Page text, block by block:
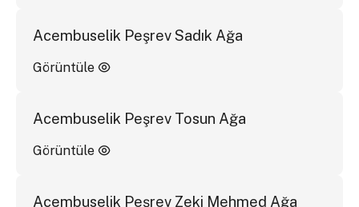
Acembuselik Peşrev Sadık Ağa
Görüntüle
Acembuselik Peşrev Tosun Ağa
Görüntüle
Acembuselik Peşrev Zeki Mehmed Ağa